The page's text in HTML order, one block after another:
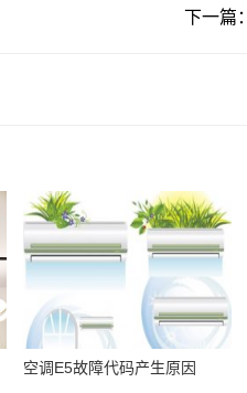
下一篇：
空调E5故障代码产生原因